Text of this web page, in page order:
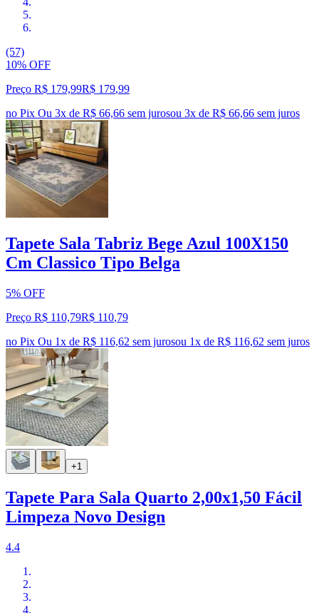
(57)
10% OFF
Preço R$ 179,99R$ 179,99
no Pix Ou 3x de R$ 66,66 sem jurosou 3x de R$ 66,66 sem juros
Tapete Sala Tabriz Bege Azul 100X150
Cm Classico Tipo Belga
5% OFF
Preço R$ 110,79R$ 110,79
no Pix Ou 1x de R$ 116,62 sem jurosou 1x de R$ 116,62 sem juros
+1
Tapete Para Sala Quarto 2,00x1,50 Fácil
Limpeza Novo Design
4.4